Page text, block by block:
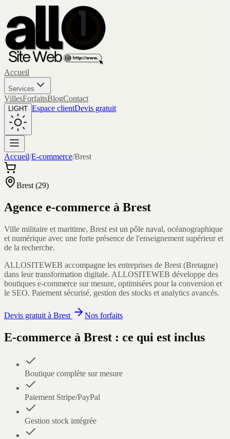
Accueil
Services
VillesForfaitsBlogContact
LIGHT Espace clientDevis gratuit
Accueil/E-commerce/Brest
Brest (29)
Agence e-commerce à Brest
Ville militaire et maritime, Brest est un pôle naval, océanographique
et numérique avec une forte présence de l'enseignement supérieur et
de la recherche.
ALLOSITEWEB accompagne les entreprises de Brest (Bretagne)
dans leur transformation digitale. ALLOSITEWEB développe des
boutiques e-commerce sur mesure, optimisées pour la conversion et
le SEO. Paiement sécurisé, gestion des stocks et analytics avancés.
Devis gratuit à Brest Nos forfaits
E-commerce à Brest : ce qui est inclus
Boutique complète sur mesure
Paiement Stripe/PayPal
Gestion stock intégrée